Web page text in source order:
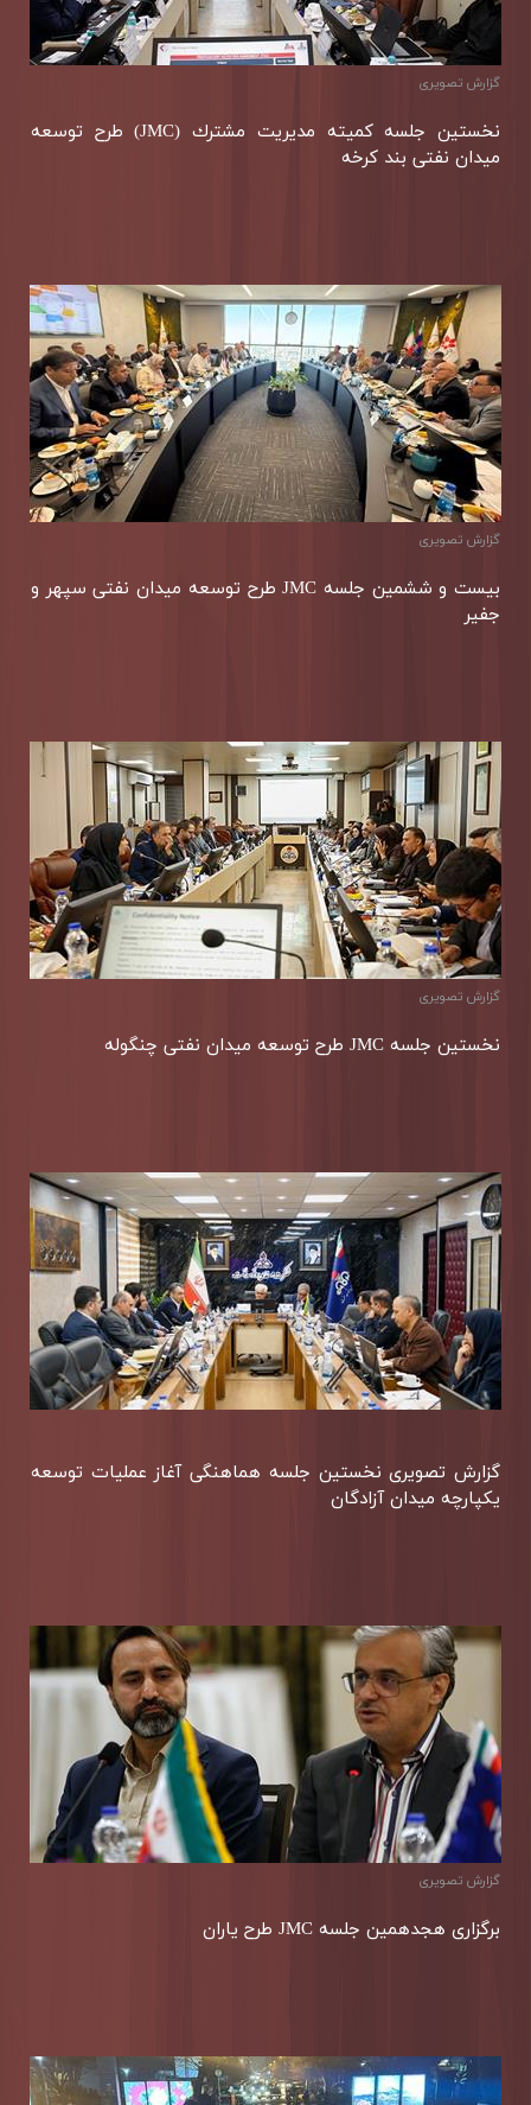
گزارش تصويری
نخستین جلسه كمیته مدیریت مشترك (JMC) طرح توسعه
میدان نفتی بند كرخه
گزارش تصویری
بیست و ششمین جلسه JMC طرح توسعه میدان نفتی سپهر و
جفیر
گزارش تصویری
نخستین جلسه JMC طرح توسعه میدان نفتی چنگوله
گزارش تصویری نخستین جلسه هماهنگی آغاز عملیات توسعه
یكپارچه میدان آزادگان
گزارش تصويری
برگزاری هجدهمین جلسه JMC طرح یاران